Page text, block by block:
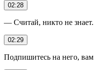
02:28
— Считай, никто не знает.
02:29
Подпишитесь на него,